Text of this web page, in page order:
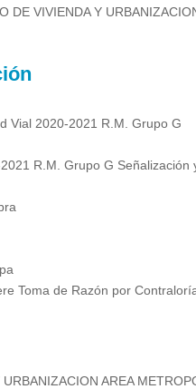
DE VIVIENDA Y
Vial 2020-2021 R.M. Grupo G
R.M. Grupo G Señalización
Toma de Razón por
AREA